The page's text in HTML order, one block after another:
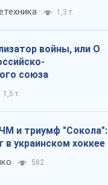
1,3 т.
войны, или О
союза
1,5 т.
и триумф "Сокола":
в украинском хоккее
582